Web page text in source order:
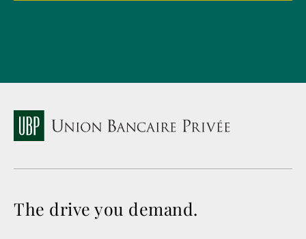
The drive you demand.